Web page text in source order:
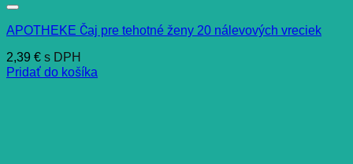
APOTHEKE Čaj pre tehotné ženy 20 nálevových vreciek
2,39 € s DPH
Pridať do košíka